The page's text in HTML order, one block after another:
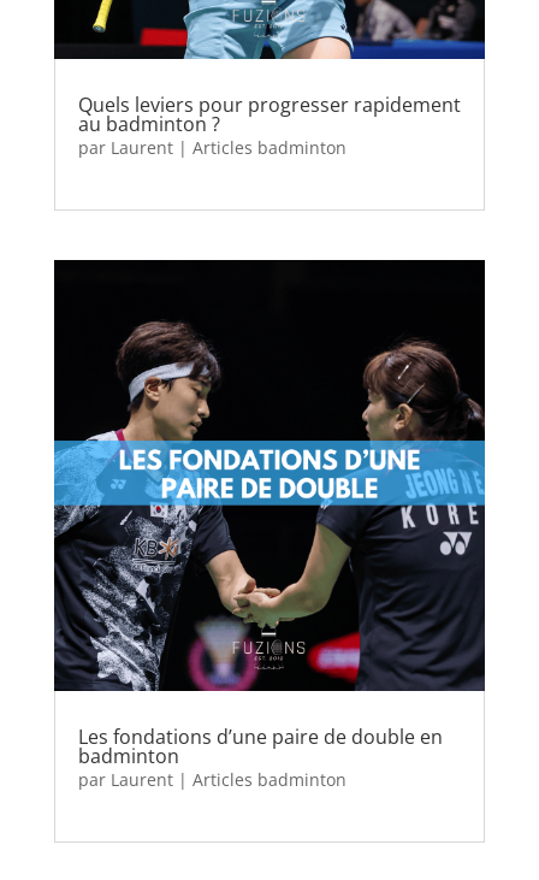
Quels leviers pour progresser rapidement
au badminton ?
par Laurent| Articles badminton
Les fondations d’une paire de double en
badminton
par Laurent| Articles badminton